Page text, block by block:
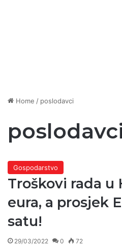
Home / poslodavci
Gospodarstvo
Troškovi rada u
eura, a prosjek
satu!
29/03/2022 0 72